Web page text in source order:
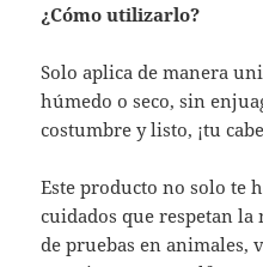
¿Cómo utilizarlo?
Solo aplica de manera
húmedo o seco, sin
costumbre y listo, ¡tu
Este producto no solo te
cuidados que respetan
de pruebas en animales,